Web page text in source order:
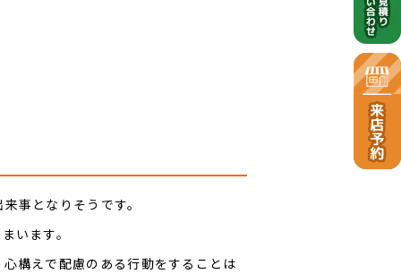
事となりそうです。
います。
構えで配慮のある行動をすることは